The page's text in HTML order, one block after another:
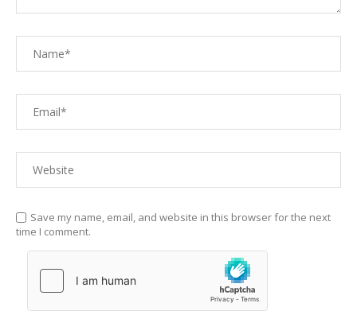
Save my name, email, and website in this browser for the next
time I comment.